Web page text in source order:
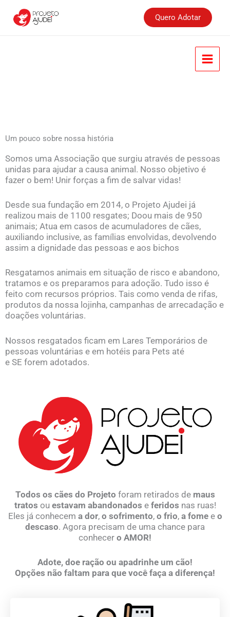
para
Quero Adotar
Um pouco sobre nossa história
Somos uma Associação que surgiu através de pessoas
unidas para ajudar a causa animal. Nosso objetivo é
fazer o bem! Unir forças a fim de salvar vidas!
Desde sua fundação em 2014, o Projeto Ajudei já
realizou mais de 1100 resgates; Doou mais de 950
animais; Atua em casos de acumuladores de cães,
auxiliando inclusive, as famílias envolvidas, devolvendo
assim a dignidade das pessoas e aos bichos
Resgatamos animais em situação de risco e abandono,
tratamos e os preparamos para adoção. Tudo isso é
feito com recursos próprios. Tais como venda de rifas,
produtos da nossa lojinha, campanhas de arrecadação e
doações voluntárias.
Nossos resgatados ficam em Lares Temporários de
pessoas voluntárias e em hotéis para Pets até
e SE forem adotados.
Todos os cães do Projeto foram retirados de maus
tratos ou estavam abandonados e feridos nas ruas!
Eles já conhecem a dor, o sofrimento, o frio, a fomee o
descaso. Agora precisam de uma chance para
conhecer o AMOR!
Adote, doe ração ou apadrinhe um cão!
Opções não faltam para que você faça a diferença!